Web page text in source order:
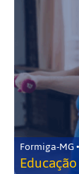
Formiga-MG